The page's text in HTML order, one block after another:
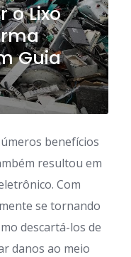
o Lixo
Guia
benefícios
resultou em
Com
se tornando
descartá-los de
danos ao meio